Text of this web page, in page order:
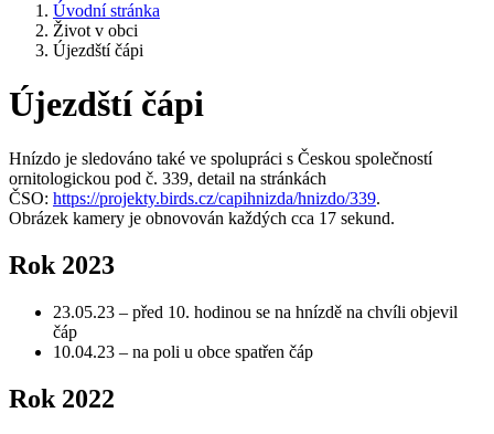
Úvodní stránka
Život v obci
Újezdští čápi
Újezdští čápi
Hnízdo je sledováno také ve spolupráci s Českou společností
ornitologickou pod č. 339, detail na stránkách
ČSO: https://projekty.birds.cz/capihnizda/hnizdo/339.
Obrázek kamery je obnovován každých cca 17 sekund.
Rok 2023
23.05.23 – před 10. hodinou se na hnízdě na chvíli objevil
čáp
10.04.23 – na poli u obce spatřen čáp
Rok 2022